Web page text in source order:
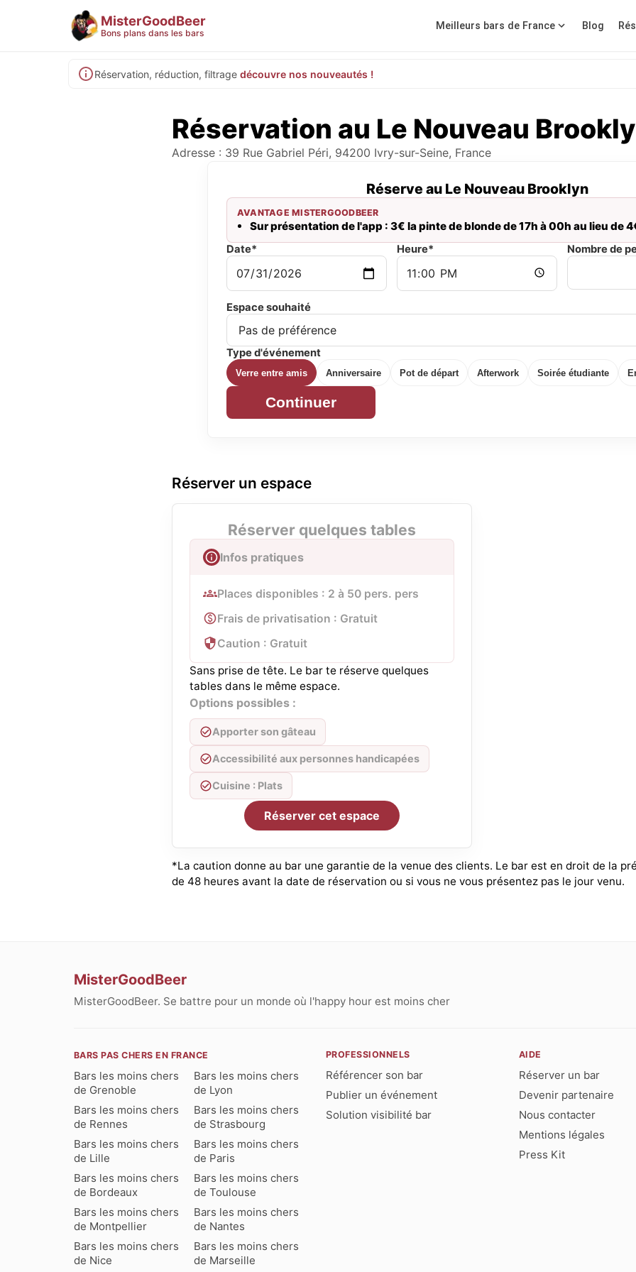
MisterGoodBeer
Bons plans dans les bars
Meilleurs bars de France Blog
Réservation, réduction, filtrage découvre nos nouveautés !
Réservation au Le Nouveau
Adresse : 39 Rue Gabriel Péri, 94200 Ivry-sur-Seine, France
Réserve au Le Nouveau Brooklyn
AVANTAGE MISTERGOODBEER
Sur présentation de l'app : 3€ la pinte de blonde de 17h à 00h au lieu de
Date* Heure* Nombre de
Espace souhaité
Type d'événement
Verre entre amis Anniversaire Pot de départ Afterwork Soirée étudiante
Continuer
Réserver un espace
Réserver quelques tables
Infos pratiques
Places disponibles : 2 à 50 pers. pers
Frais de privatisation : Gratuit
Caution : Gratuit
Sans prise de tête. Le bar te réserve quelques
tables dans le même espace.
Options possibles :
Apporter son gâteau
Accessibilité aux personnes handicapées
Cuisine : Plats
Réserver cet espace
*La caution donne au bar une garantie de la venue des clients. Le bar est en droit de la
de 48 heures avant la date de réservation ou si vous ne vous présentez pas le jour venu.
MisterGoodBeer
MisterGoodBeer. Se battre pour un monde où l'happy hour est moins cher
BARS PAS CHERS EN FRANCE
Bars les moins chers
de Grenoble
Bars les moins chers
de Lyon
Bars les moins chers
de Rennes
Bars les moins chers
de Strasbourg
Bars les moins chers
de Lille
Bars les moins chers
de Paris
Bars les moins chers
de Bordeaux
Bars les moins chers
de Toulouse
Bars les moins chers
de Montpellier
Bars les moins chers
de Nantes
Bars les moins chers
de Nice
Bars les moins chers
de Marseille
PROFESSIONNELS
Référencer son bar
Publier un événement
Solution visibilité bar
AIDE
Réserver un bar
Devenir partenaire
Nous contacter
Mentions légales
Press Kit